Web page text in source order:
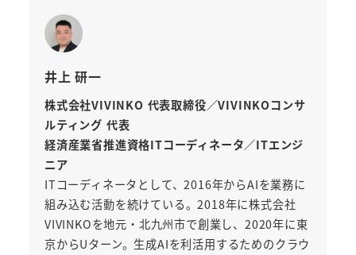
井上 研一
株式会社VIVINKO 代表取締役／VIVINKOコンサ
ルティング 代表
経済産業省推進資格ITコーディネータ／ITエンジ
ニア
ITコーディネータとして、2016年からAIを業務に
組み込む活動を続けている。2018年に株式会社
VIVINKOを地元・北九州市で創業し、2020年に東
京からUターン。生成AIを利活用するためのクラウ